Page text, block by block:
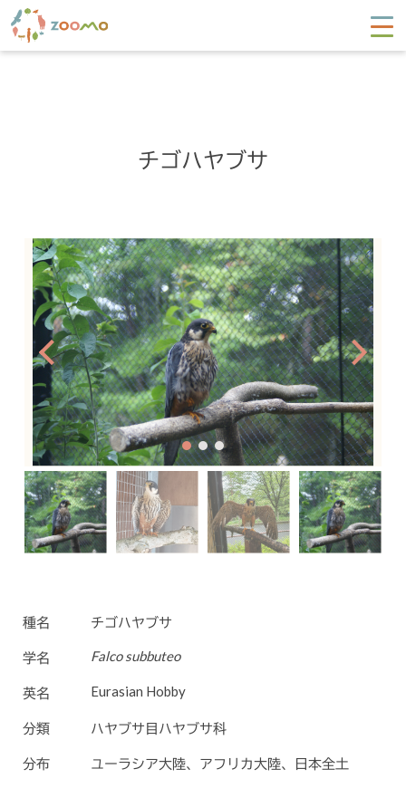
チゴハヤブサ
種名 チゴハヤブサ
学名 Falco subbuteo
英名 Eurasian Hobby
分類 ハヤブサ目ハヤブサ科
分布 ユーラシア大陸、アフリカ大陸、日本全土